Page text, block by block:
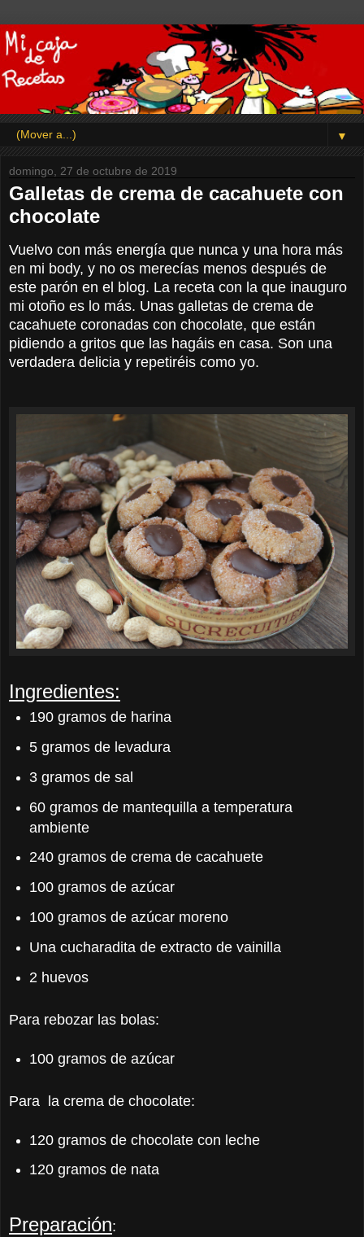
▼
domingo, 27 de octubre de 2019
Galletas de crema de cacahuete con
chocolate
Vuelvo con más energía que nunca y una hora más
en mi body, y no os merecías menos después de
este parón en el blog. La receta con la que inauguro
mi otoño es lo más. Unas galletas de crema de
cacahuete coronadas con chocolate, que están
pidiendo a gritos que las hagáis en casa. Son una
verdadera delicia y repetiréis como yo.
Ingredientes:
190 gramos de harina
5 gramos de levadura
3 gramos de sal
60 gramos de mantequilla a temperatura
ambiente
240 gramos de crema de cacahuete
100 gramos de azúcar
100 gramos de azúcar moreno
Una cucharadita de extracto de vainilla
2 huevos
Para rebozar las bolas:
100 gramos de azúcar
Para la crema de chocolate:
120 gramos de chocolate con leche
120 gramos de nata
Preparación: